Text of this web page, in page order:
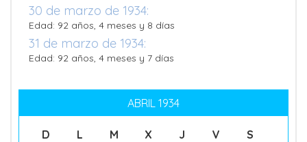
30 de marzo de 1934:
Edad: 92 años, 4 meses y 8 días
31 de marzo de 1934:
Edad: 92 años, 4 meses y 7 días
ABRIL 1934
D L M X J V
S